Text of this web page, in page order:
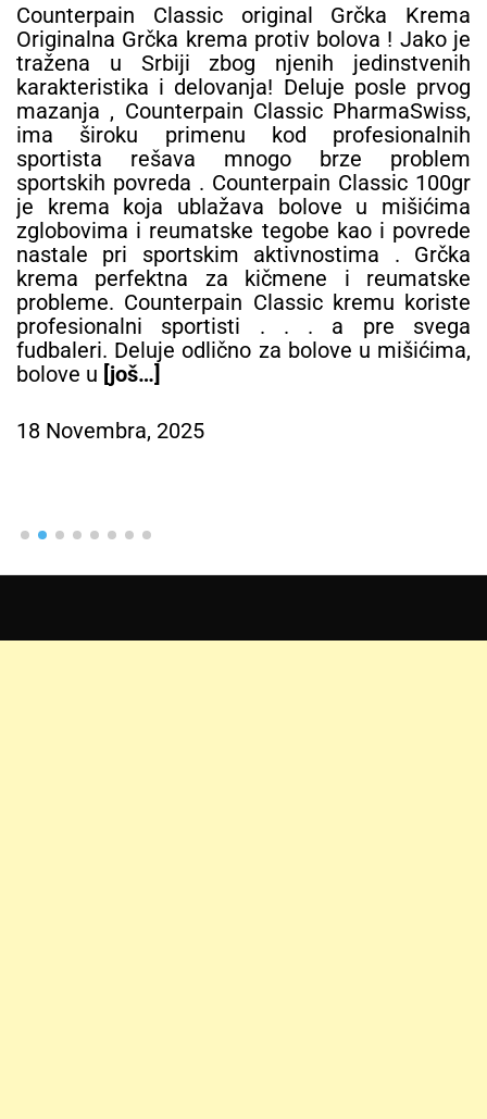
Counterpain Classic original Grčka Krema
Originalna Grčka krema protiv bolova ! Jako je
tražena u Srbiji zbog njenih jedinstvenih
karakteristika i delovanja! Deluje posle prvog
mazanja , Counterpain Classic PharmaSwiss,
ima široku primenu kod profesionalnih
sportista rešava mnogo brze problem
sportskih povreda . Counterpain Classic 100gr
je krema koja ublažava bolove u mišićima
zglobovima i reumatske tegobe kao i povrede
nastale pri sportskim aktivnostima . Grčka
krema perfektna za kičmene i reumatske
probleme. Counterpain Classic kremu koriste
profesionalni sportisti . . . a pre svega
fudbaleri. Deluje odlično za bolove u mišićima,
bolove u [još…]
18 Novembra, 2025